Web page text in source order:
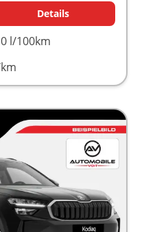
Details
l/100km